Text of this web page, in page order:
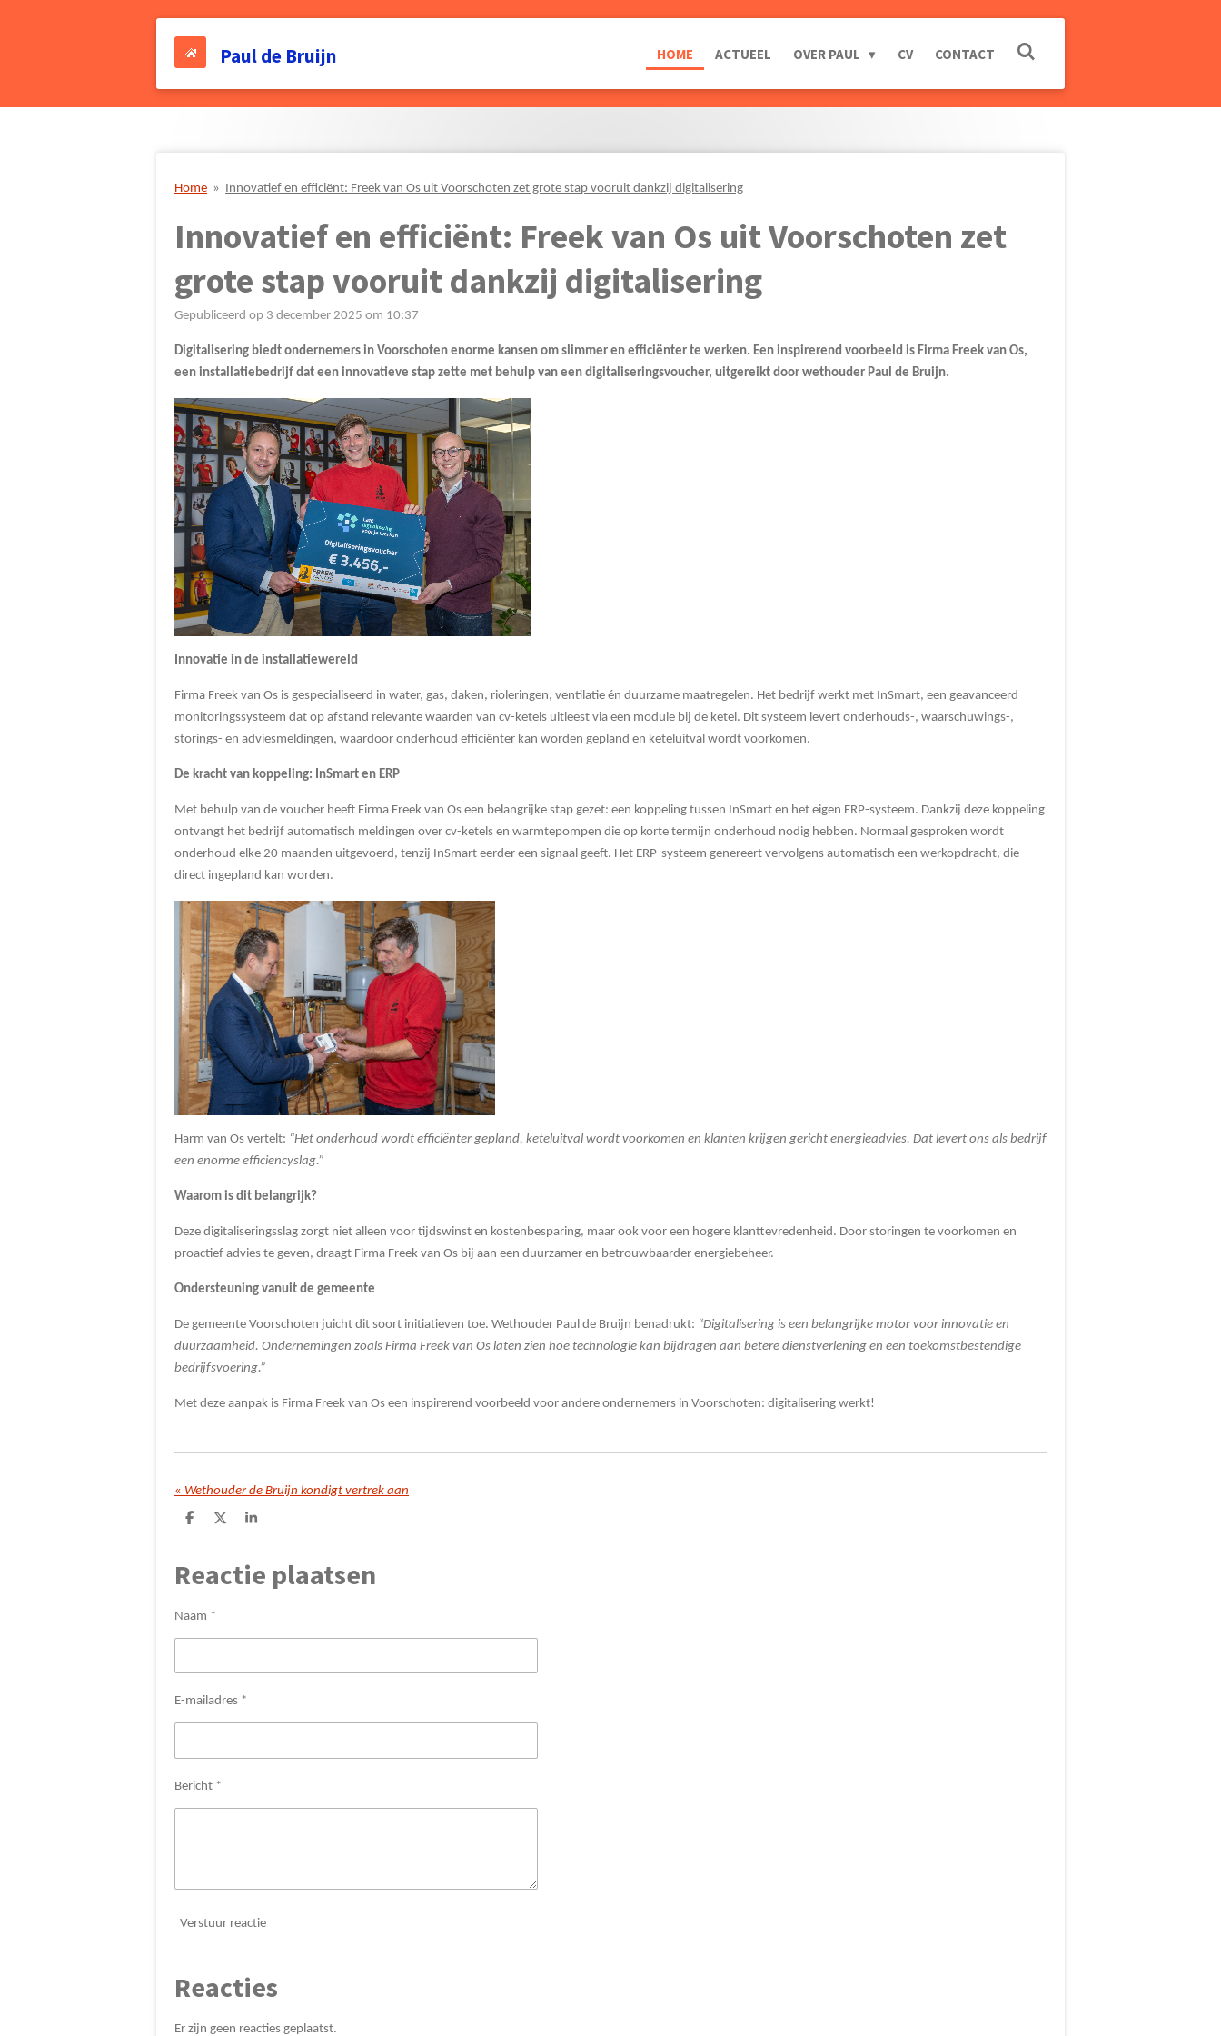
hoofdinhoud
Paul de Bruijn HOME ACTUEEL OVER PAUL CV CONTACT
Home » Innovatief en efficiënt: Freek van Os uit Voorschoten zet grote stap vooruit dankzij digitalisering
Innovatief en efficiënt: Freek van Os uit Voorschoten zet
grote stap vooruit dankzij digitalisering
Gepubliceerd op 3 december 2025 om 10:37
Digitalisering biedt ondernemers in Voorschoten enorme kansen om slimmer en efficiënter te werken. Een inspirerend voorbeeld is Firma Freek van Os,
een installatiebedrijf dat een innovatieve stap zette met behulp van een digitaliseringsvoucher, uitgereikt door wethouder Paul de Bruijn.
Innovatie in de installatiewereld
Firma Freek van Os is gespecialiseerd in water, gas, daken, rioleringen, ventilatie én duurzame maatregelen. Het bedrijf werkt met InSmart, een geavanceerd
monitoringssysteem dat op afstand relevante waarden van cv-ketels uitleest via een module bij de ketel. Dit systeem levert onderhouds-, waarschuwings-,
storings- en adviesmeldingen, waardoor onderhoud efficiënter kan worden gepland en keteluitval wordt voorkomen.
De kracht van koppeling: InSmart en ERP
Met behulp van de voucher heeft Firma Freek van Os een belangrijke stap gezet: een koppeling tussen InSmart en het eigen ERP-systeem. Dankzij deze koppeling
ontvangt het bedrijf automatisch meldingen over cv-ketels en warmtepompen die op korte termijn onderhoud nodig hebben. Normaal gesproken wordt
onderhoud elke 20 maanden uitgevoerd, tenzij InSmart eerder een signaal geeft. Het ERP-systeem genereert vervolgens automatisch een werkopdracht, die
direct ingepland kan worden.
Harm van Os vertelt: “Het onderhoud wordt efficiënter gepland, keteluitval wordt voorkomen en klanten krijgen gericht energieadvies. Dat levert ons als bedrijf
een enorme efficiencyslag.”
Waarom is dit belangrijk?
Deze digitaliseringsslag zorgt niet alleen voor tijdswinst en kostenbesparing, maar ook voor een hogere klanttevredenheid. Door storingen te voorkomen en
proactief advies te geven, draagt Firma Freek van Os bij aan een duurzamer en betrouwbaarder energiebeheer.
Ondersteuning vanuit de gemeente
De gemeente Voorschoten juicht dit soort initiatieven toe. Wethouder Paul de Bruijn benadrukt: “Digitalisering is een belangrijke motor voor innovatie en
duurzaamheid. Ondernemingen zoals Firma Freek van Os laten zien hoe technologie kan bijdragen aan betere dienstverlening en een toekomstbestendige
bedrijfsvoering.”
Met deze aanpak is Firma Freek van Os een inspirerend voorbeeld voor andere ondernemers in Voorschoten: digitalisering werkt!
« Wethouder de Bruijn kondigt vertrek aan
D
n
D
S
r
e
Reactie plaatsen
Naam *
E-mailadres *
Bericht *
Verstuur reactie
Reacties
Er zijn geen reacties geplaatst.